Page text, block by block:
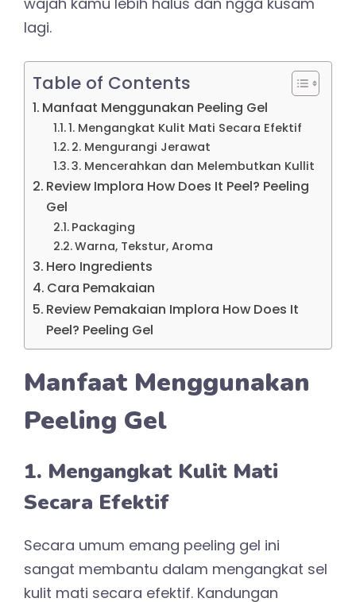
lagi.
Table of Contents
Manfaat Menggunakan Peeling Gel
1. Mengangkat Kulit Mati Secara Efektif
2. Mengurangi Jerawat
3. Mencerahkan dan Melembutkan Kullit
Review Implora How Does It Peel? Peeling
Gel
Packaging
Warna, Tekstur, Aroma
Hero Ingredients
Cara Pemakaian
Review Pemakaian Implora How Does It
Peel? Peeling Gel
Manfaat Menggunakan
Peeling Gel
1. Mengangkat Kulit Mati
Secara Efektif
Secara umum emang peeling gel ini
sangat membantu dalam mengangkat sel
kulit mati secara efektif. Kandungan